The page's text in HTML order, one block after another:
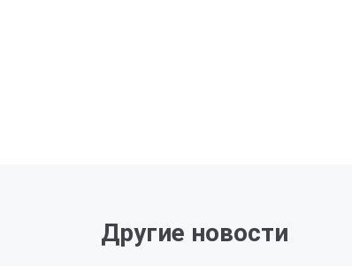
Другие новости